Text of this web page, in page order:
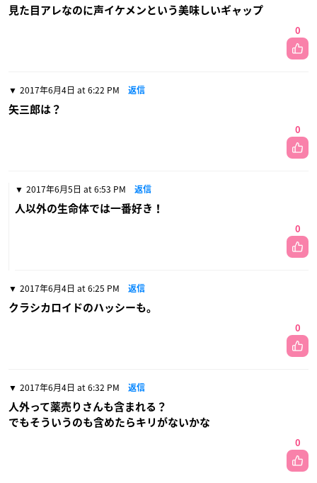
見た目アレなのに声イケメンという美味しいギャップ
0
2017年6月4日 at 6:22 PM 返信
矢三郎は？
0
2017年6月5日 at 6:53 PM 返信
人以外の生命体では一番好き！
0
2017年6月4日 at 6:25 PM 返信
クラシカロイドのハッシーも。
0
2017年6月4日 at 6:32 PM 返信
人外って薬売りさんも含まれる？
でもそういうのも含めたらキリがないかな
0